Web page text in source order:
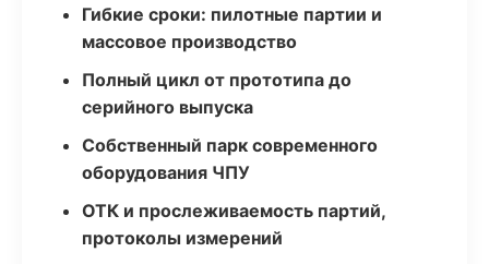
Гибкие сроки: пилотные партии и
массовое производство
Полный цикл от прототипа до
серийного выпуска
Собственный парк современного
оборудования ЧПУ
ОТК и прослеживаемость партий,
протоколы измерений